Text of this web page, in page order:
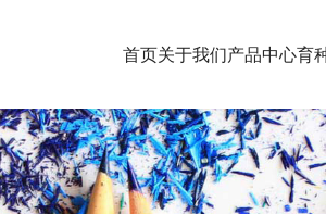
首页关于我们产品中心育